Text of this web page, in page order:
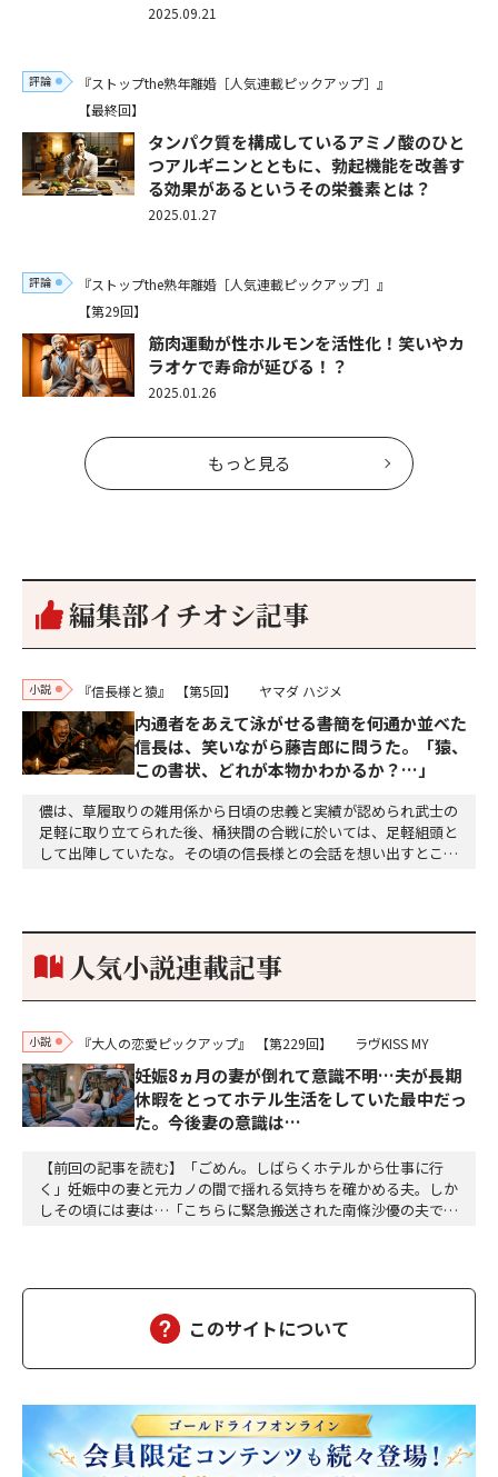
2025.09.21
評論
『ストップthe熟年離婚［人気連載ピックアップ］』
【最終回】
タンパク質を構成しているアミノ酸のひと
つアルギニンとともに、勃起機能を改善す
る効果があるというその栄養素とは？
2025.01.27
評論
『ストップthe熟年離婚［人気連載ピックアップ］』
【第29回】
筋肉運動が性ホルモンを活性化！笑いやカ
ラオケで寿命が延びる！？
2025.01.26
もっと見る
編集部イチオシ記事
小説 『信長様と猿』 【第5回】 ヤマダ ハジメ
内通者をあえて泳がせる――書簡を何通か並べた
信長は、笑いながら藤吉郎に問うた。「猿、
この書状、どれが本物かわかるか？…」
儂は、草履取りの雑用係から日頃の忠義と実績が認められ武士の
足軽に取り立てられた後、桶狭間の合戦に於いては、足軽組頭と
して出陣していたな。その頃の信長様との会話を想い出すとこん
り。どうして勝てたのか、未だにわかりません。…
人気小説連載記事
小説 『大人の恋愛ピックアップ』 【第229回】 ラヴKISS MY
妊娠8ヵ月の妻が倒れて意識不明…夫が長期
休暇をとってホテル生活をしていた最中だっ
た。今後妻の意識は…
【前回の記事を読む】「ごめん。しばらくホテルから仕事に行
く」妊娠中の妻と元カノの間で揺れる気持ちを確かめる夫。しか
しその頃には妻は…「こちらに緊急搬送された南條沙優の夫です
しばらくして、担当医の先生が俺の元にやってきた。「南…
このサイトについて